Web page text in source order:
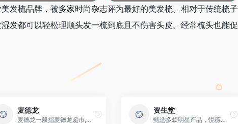
发梳品牌，被多家时尚杂志评为最好的美发梳。相对于传统梳子
发都可以轻松理顺头发一梳到底且不伤害头皮。经常梳头也能促
麦德龙
麦德龙一般指麦德龙超市,麦德龙超市是一家零售批发超市集团
资生堂
甄选多款明星产品，悦薇「抗糖霜」、悦薇小针管眼霜、悦薇水乳、悦薇「抗糖精华」、美白樱花瓶